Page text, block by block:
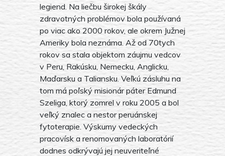
legiend. Na liečbu širokej škály
zdravotných problémov bola používaná
po viac ako 2000 rokov, ale okrem Južnej
Ameriky bola neznáma. Až od 70tych
rokov sa stala objektom záujmu vedcov
v Peru, Rakúsku, Nemecku, Anglicku,
Maďarsku a Taliansku. Veľkú zásluhu na
tom má poľský misionár páter Edmund
Szeliga, ktorý zomrel v roku 2005 a bol
veľký znalec a nestor peruánskej
fytoterapie. Výskumy vedeckých
pracovísk a renomovaných laboratórií
dodnes odkrývajú jej neuveriteľné